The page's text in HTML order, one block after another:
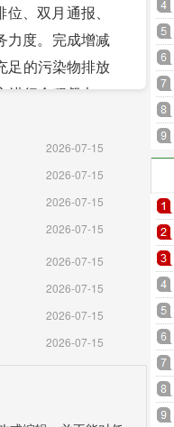
、双月通报、
力度。完成增减
足的污染物排放
进行全程督办。
年度考核、干
亿元。共获
在项目用地、
中小企业续贷
，组建“三个专
梦制盐项目建
能环保、中极
特电子扩能、
能等项目竣工投
了历史少见的
油菜、马铃薯
2026-07-15
2026-07-15
2026-07-15
2026-07-15
2026-07-15
2026-07-15
2026-07-15
2026-07-15